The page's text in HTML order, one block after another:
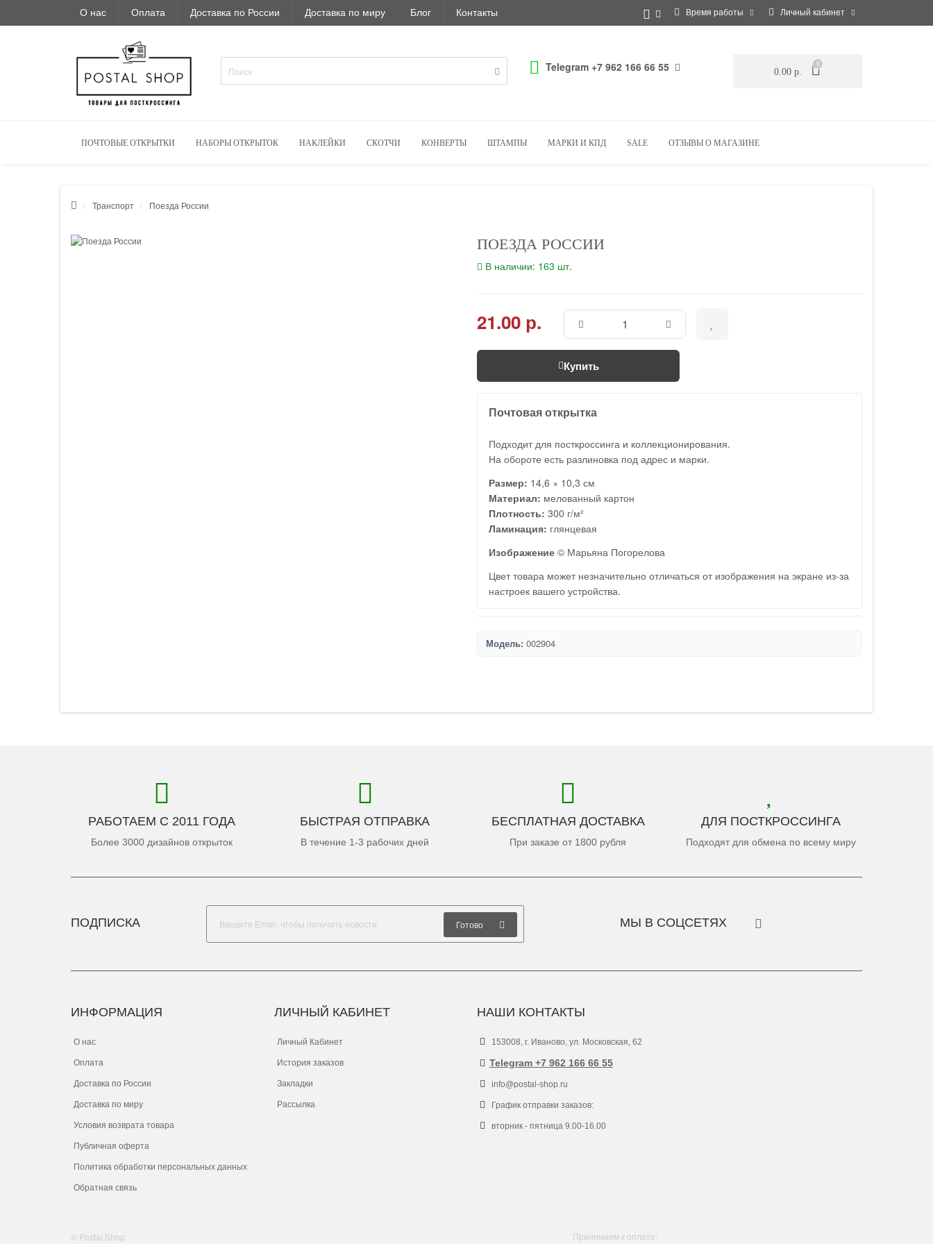
О нас Оплата Доставка по России Доставка по миру Блог Контакты Время работы Личный кабинет
Telegram +7 962 166 66 55 0.00 р.
0
ПОЧТОВЫЕ ОТКРЫТКИ НАБОРЫ ОТКРЫТОК НАКЛЕЙКИ СКОТЧИ КОНВЕРТЫ ШТАМПЫ МАРКИ И КПД SALE ОТЗЫВЫ О МАГАЗИНЕ
Транспорт Поезда России
ПОЕЗДА РОССИИ
В наличии: 163 шт.
21.00 р.
Купить
Почтовая открытка
Подходит для посткроссинга и коллекционирования.
На обороте есть разлиновка под адрес и марки.
Размер: 14,6 × 10,3 см
Материал: мелованный картон
Плотность: 300 г/м²
Ламинация: глянцевая
Изображение © Марьяна Погорелова
Цвет товара может незначительно отличаться от изображения на экране из-за
настроек вашего устройства.
Модель: 002904
РАБОТАЕМ С 2011 ГОДА
Более 3000 дизайнов открыток
БЫСТРАЯ ОТПРАВКА
В течение 1-3 рабочих дней
БЕСПЛАТНАЯ ДОСТАВКА
При заказе от 1800 рубля
ДЛЯ ПОСТКРОССИНГА
Подходят для обмена по всему миру
ПОДПИСКА Готово МЫ В СОЦСЕТЯХ
ИНФОРМАЦИЯ
О нас
Оплата
Доставка по России
Доставка по миру
Условия возврата товара
Публичная оферта
Политика обработки персональных данных
Обратная связь
ЛИЧНЫЙ КАБИНЕТ
Личный Кабинет
История заказов
Закладки
Рассылка
НАШИ КОНТАКТЫ
153008, г. Иваново, ул. Московская, 62
Telegram +7 962 166 66 55
info@postal-shop.ru
График отправки заказов:
вторник - пятница 9.00-16.00
© Postal Shop Принимаем к оплате: